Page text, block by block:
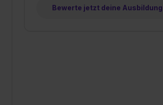
Bewerte jetzt deine Ausbildung